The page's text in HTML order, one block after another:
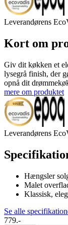
Leverandørens
Kort om
Giv dit køkken et
lysegrå finish, der
opnå dit
mere om produktet
Leverandørens
Hængsler
Malet
Klassisk,
Se alle
779.-